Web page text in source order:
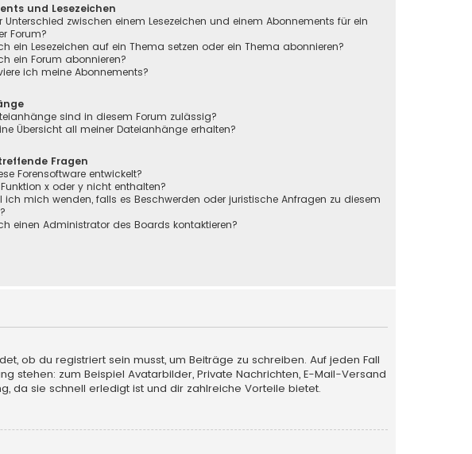
und Lesezeichen
Unterschied zwischen einem Lesezeichen und einem Abonnements für ein
Forum?
ein Lesezeichen auf ein Thema setzen oder ein Thema abonnieren?
ein Forum abonnieren?
ich meine Abonnements?
sind in diesem Forum zulässig?
Übersicht all meiner Dateianhänge erhalten?
Fragen
Forensoftware entwickelt?
x oder y nicht enthalten?
ich mich wenden, falls es Beschwerden oder juristische Anfragen zu diesem
einen Administrator des Boards kontaktieren?
ob du registriert sein musst, um Beiträge zu schreiben. Auf jeden Fall
stehen: zum Beispiel Avatarbilder, Private Nachrichten, E-Mail-Versand
da sie schnell erledigt ist und dir zahlreiche Vorteile bietet.